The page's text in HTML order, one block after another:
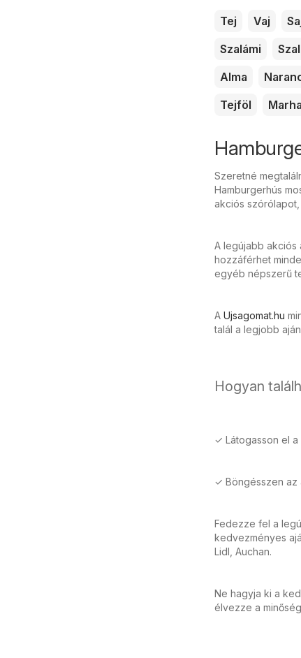
Tej Vaj
Szalámi
Alma
Tejföl
Szeretné
Hamburgerhús
akciós
A legújabb akciós
hozzáférhet
egyéb népszerű
A Ujsagomat.hu
talál a legjobb
Hogyan
✓ Látogasson el a
✓ Böngésszen az
Fedezze fel a
kedvezményes
Lidl, Auchan.
Ne hagyja ki a
élvezze a